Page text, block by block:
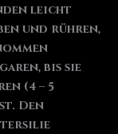
leicht
und rühren,
bis sie
(4 – 5
Den